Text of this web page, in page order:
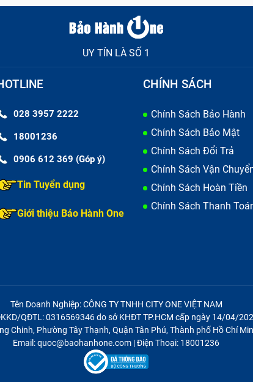
UY TÍN LÀ SỐ 1
028 3957 2222
18001236
0906 612 369 (Góp ý)
Tin Tuyển dụng
Giới thiệu Bảo Hành One
CHÍNH SÁCH
Chính Sách Bảo Hành
Chính Sách Bảo Mật
Chính Sách Đổi Trả
Chính Sách Vận
Chính Sách Hoàn Tiền
Chính Sách Thanh
Tên Doanh Nghiệp: CÔNG TY TNHH CITY ONE VIỆT NAM
QĐTL: 0316569346 do sở KHĐT TP.HCM cấp ngày 14/04/
Chinh, Phường Tây Thạnh, Quận Tân Phú, Thành phố Hồ Chí
Email: quoc@baohanhone.com | Điện Thoại: 18001236